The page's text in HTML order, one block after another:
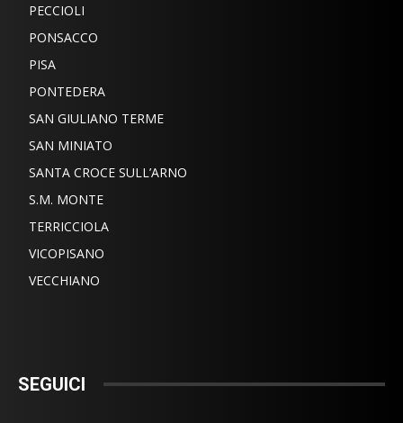
PECCIOLI
PONSACCO
PISA
PONTEDERA
SAN GIULIANO TERME
SAN MINIATO
SANTA CROCE SULL’ARNO
S.M. MONTE
TERRICCIOLA
VICOPISANO
VECCHIANO
SEGUICI